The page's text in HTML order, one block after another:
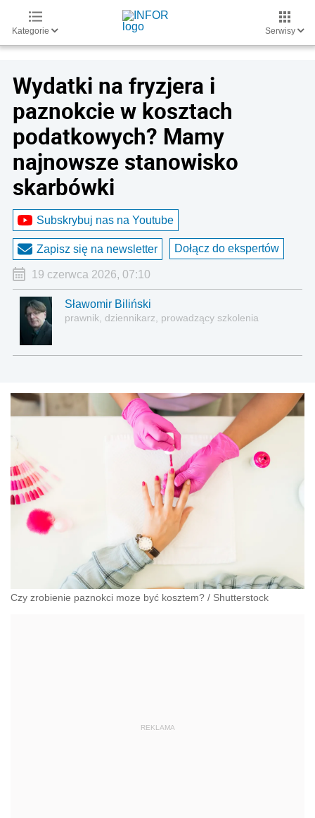
Kategorie Serwisy
Wydatki na fryzjera i
paznokcie w kosztach
podatkowych? Mamy
najnowsze stanowisko
skarbówki
Subskrybuj nas na Youtube
Zapisz się na newsletter Dołącz do ekspertów
19 czerwca 2026, 07:10
Sławomir Biliński
prawnik, dziennikarz, prowadzący szkolenia
Czy zrobienie paznokci moze być kosztem? / Shutterstock